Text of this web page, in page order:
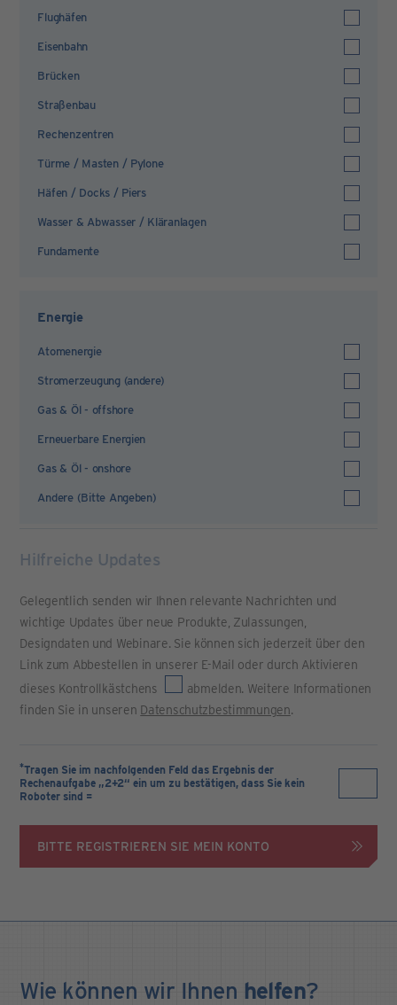
Flughäfen
Eisenbahn
Brücken
Straßenbau
Rechenzentren
Türme / Masten / Pylone
Häfen / Docks / Piers
Wasser & Abwasser / Kläranlagen
Fundamente
Energie
Atomenergie
Stromerzeugung (andere)
Gas & Öl - offshore
Erneuerbare Energien
Gas & Öl - onshore
Andere (Bitte Angeben)
Hilfreiche Updates
Gelegentlich senden wir Ihnen relevante Nachrichten und
wichtige Updates über neue Produkte, Zulassungen,
Designdaten und Webinare. Sie können sich jederzeit über den
Link zum Abbestellen in unserer E-Mail oder durch Aktivieren
dieses Kontrollkästchens
abmelden. Weitere Informationen
finden Sie in unseren Datenschutzbestimmungen.
*Tragen Sie im nachfolgenden Feld das Ergebnis der
Rechenaufgabe „2+2“ ein um zu bestätigen, dass Sie kein
Roboter sind =
BITTE REGISTRIEREN SIE MEIN KONTO
Wie können wir Ihnen helfen?